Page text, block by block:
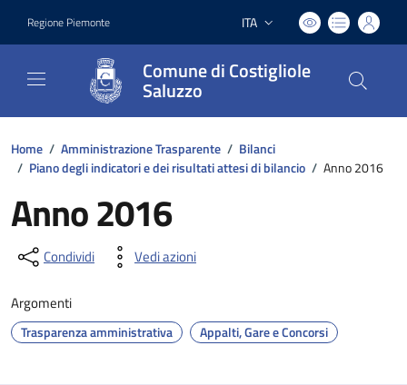
Regione Piemonte Lingua attiva:
ITA
Comune di Costigliole
Saluzzo
Home / Amministrazione Trasparente / Bilanci
/ Piano degli indicatori e dei risultati attesi di bilancio / Anno 2016
Anno 2016
Condividi Vedi azioni
Argomenti
Trasparenza amministrativa Appalti, Gare e Concorsi